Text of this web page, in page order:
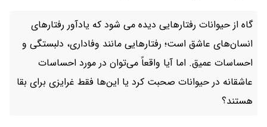
گاه از حیوانات رفتارهایی دیده می‌ شود که یادآور رفتارهای
انسان‌های عاشق است؛ رفتارهایی مانند وفاداری، دلبستگی و
احساسات عمیق. اما آیا واقعاً می‌توان در مورد احساسات
عاشقانه در حیوانات صحبت کرد یا این‌ها فقط غرایزی برای بقا
هستند؟